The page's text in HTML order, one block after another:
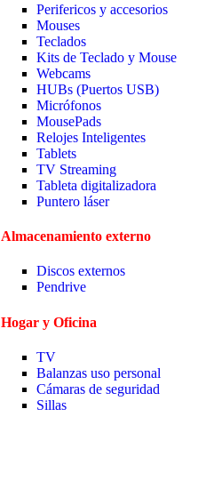
Perifericos y accesorios
Mouses
Teclados
Kits de Teclado y Mouse
Webcams
HUBs (Puertos USB)
Micrófonos
MousePads
Relojes Inteligentes
Tablets
TV Streaming
Tableta digitalizadora
Puntero láser
Almacenamiento externo
Discos externos
Pendrive
Hogar y Oficina
TV
Balanzas uso personal
Cámaras de seguridad
Sillas